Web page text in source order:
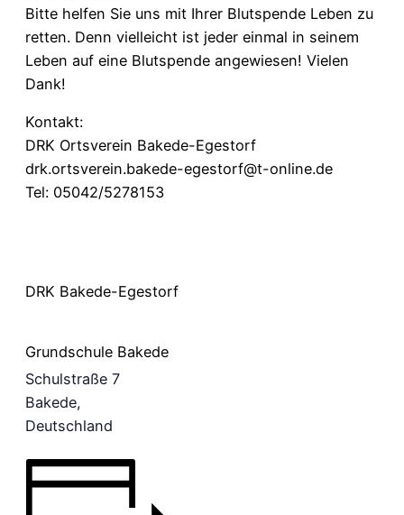
Bitte helfen Sie uns mit Ihrer Blutspende Leben zu
retten. Denn vielleicht ist jeder einmal in seinem
Leben auf eine Blutspende angewiesen! Vielen
Dank!
Kontakt:
DRK Ortsverein Bakede-Egestorf
drk.ortsverein.bakede-egestorf@t-online.de
Tel: 05042/5278153
DRK Bakede-Egestorf
Grundschule Bakede
Schulstraße 7
Bakede,
Deutschland